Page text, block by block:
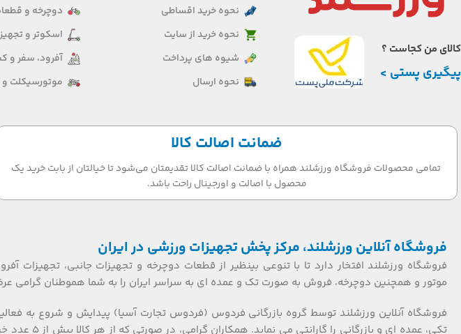
کالای من کجاست ؟
پیگیری پستی >
نحوه خرید اقساطی
نحوه خرید از سایت
شیوه های پرداخت
نحوه ارسال
دوچرخه و
اسکوتر و
آفرود، سفر و
موتورسیکلت و
ضمانت اصالت کالا
تمامی محصولات فروشگاه ورزشلند همراه با ضمانت اصالت کالا تقدیمتان می‌شود تا خیالتان از بابت خرید یک
محصول با اصالت و اورجینال راحت باشد.
فروشگاه آنلاین ورزشلند، مرکز پخش تجهیزات ورزشی در ایران
فروشگاه ورزشلند افتخار دارد تا با تنوعی بینظیر از قطعات دوچرخه و تجهیزات جانبی، تجهیزات
موتور و همچنین دوچرخه، فروش به صورت تک و عمده ای به سراسر ایران را به شما هموطنان گرامی
فروشگاه آنلاین ورزشلند توسط گروه بازرگانی فردوس (فردوس تجارت آسیا) پیدایش و شروع به
تکی، عمده ای و